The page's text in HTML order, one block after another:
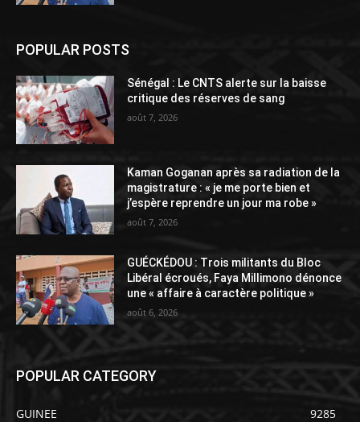
POPULAR POSTS
Sénégal : Le CNTS alerte sur la baisse
critique des réserves de sang
août 7, 2026
Kaman Goganan après sa radiation de la
magistrature : « je me porte bien et
j’espère reprendre un jour ma robe »
août 7, 2026
GUÉCKÉDOU : Trois militants du Bloc
Libéral écroués, Faya Millimono dénonce
une « affaire à caractère politique »
août 6, 2026
POPULAR CATEGORY
GUINEE
9285